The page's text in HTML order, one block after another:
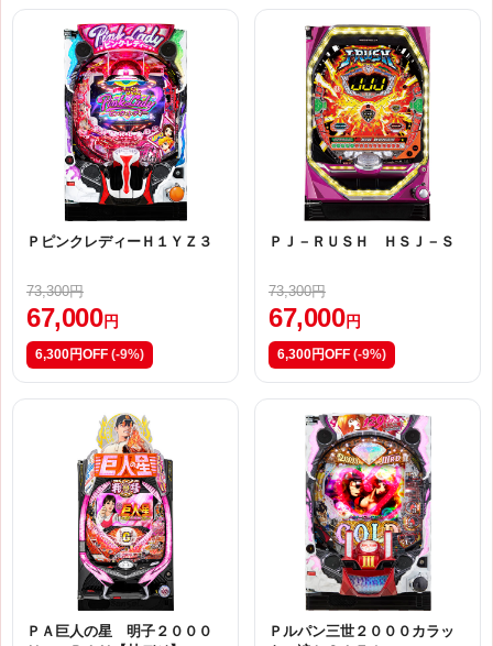
ＰピンクレディーＨ１ＹＺ３
73,300円
67,000 円
6,300円OFF (-9%)
ＰＪ－ＲＵＳＨ ＨＳＪ－Ｓ
73,300円
67,000 円
6,300円OFF (-9%)
ＰＡ巨人の星 明子２０００
Ｐルパン三世２０００カラッ